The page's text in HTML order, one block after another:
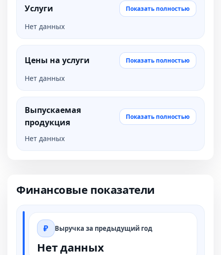
Услуги Показать полностью
Нет данных
Цены на услуги Показать полностью
Нет данных
Выпускаемая
продукция
Показать полностью
Нет данных
Финансовые показатели
Выручка за предыдущий год
Нет данных